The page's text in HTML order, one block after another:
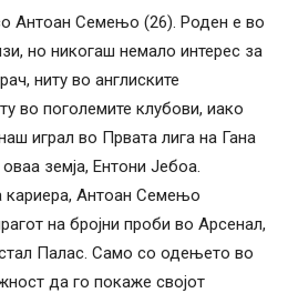
Антоан Семењо (26). Роден е во
но никогаш немало интерес за
ниту во англиските
во поголемите клубови, иако
играл во Првата лига на Гана
земја, Ентони Јебоа.
кариера, Антоан Семењо
на бројни проби во Арсенал,
Палас. Само со одењето во
да го покаже својот